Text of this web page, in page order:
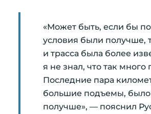
«Может быть, если бы
условия были получше,
и трасса была более
я не знал, что так много
Последние пара
большие подъемы,
получше», — пояснил